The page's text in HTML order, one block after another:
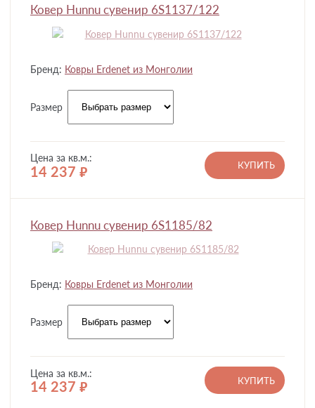
Ковер Hunnu сувенир 6S1137/122
Бренд: Ковры Erdenet из Монголии
Размер
Цена за кв.м.:
14 237 руб.
КУПИТЬ
Ковер Hunnu сувенир 6S1185/82
Бренд: Ковры Erdenet из Монголии
Размер
Цена за кв.м.:
14 237 руб.
КУПИТЬ